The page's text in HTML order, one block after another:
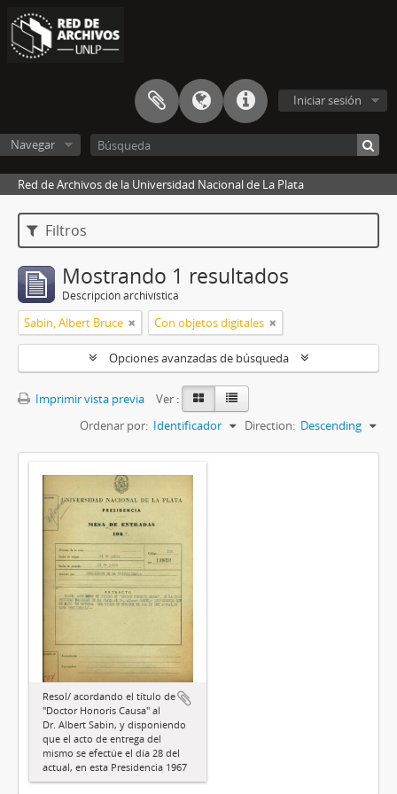
Iniciar sesión
Navegar
Red de Archivos de la Universidad Nacional de La Plata
Filtros
Mostrando 1 resultados
Descripción archivística
Sabin, Albert Bruce Con objetos digitales
Opciones avanzadas de búsqueda
Imprimir vista previa
Ver :
Ordenar por: Identificador Direction: Descending
Resol/ acordando el título de
"Doctor Honoris Causa" al
Dr. Albert Sabin, y disponiendo
que el acto de entrega del
mismo se efectúe el día 28 del
actual, en esta Presidencia 1967